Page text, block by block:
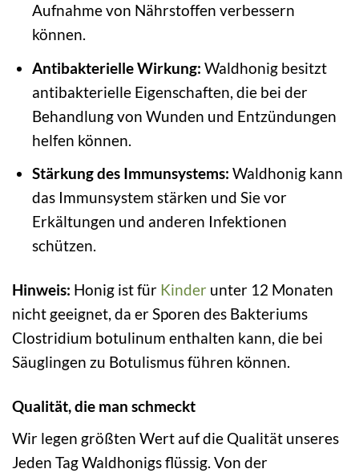
Aufnahme von Nährstoffen verbessern
können.
Antibakterielle Wirkung: Waldhonig besitzt
antibakterielle Eigenschaften, die bei der
Behandlung von Wunden und Entzündungen
helfen können.
Stärkung des Immunsystems: Waldhonig kann
das Immunsystem stärken und Sie vor
Erkältungen und anderen Infektionen
schützen.
Hinweis: Honig ist für Kinder unter 12 Monaten
nicht geeignet, da er Sporen des Bakteriums
Clostridium botulinum enthalten kann, die bei
Säuglingen zu Botulismus führen können.
Qualität, die man schmeckt
Wir legen größten Wert auf die Qualität unseres
Jeden Tag Waldhonigs flüssig. Von der